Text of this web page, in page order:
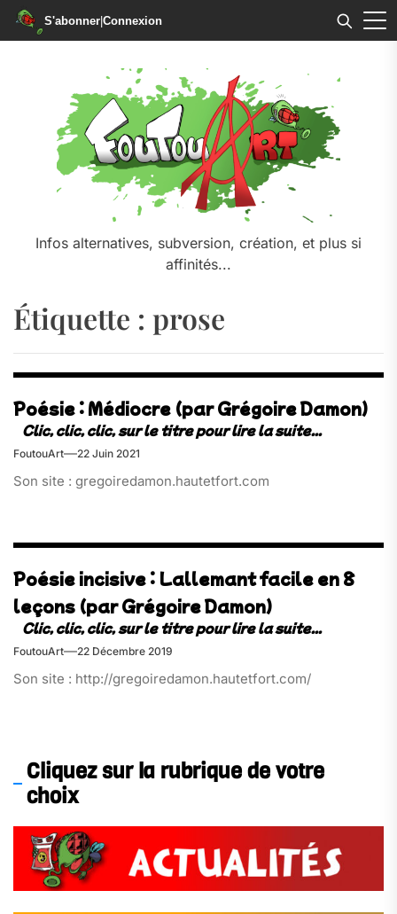
S'abonner|Connexion
Infos alternatives, subversion, création, et plus si
affinités...
Étiquette : prose
Poésie : Médiocre (par Grégoire Damon)
FoutouArt 22 Juin 2021
Son site : gregoiredamon.hautetfort.com
Poésie incisive : Lallemant facile en 8
leçons (par Grégoire Damon)
FoutouArt 22 Décembre 2019
Son site : http://gregoiredamon.hautetfort.com/
Cliquez sur la rubrique de votre
choix